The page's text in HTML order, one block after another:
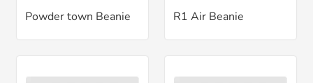
Powder town Beanie
R1 Air Beanie